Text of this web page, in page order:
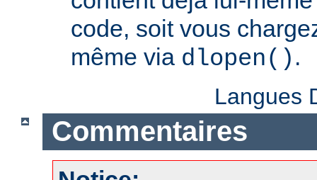
code, soit vous
même via dlopen() .
Langues
Commentaires